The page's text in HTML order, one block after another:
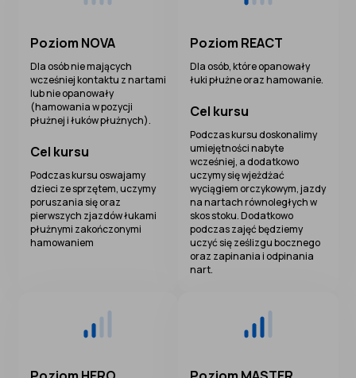
Poziom NOVA
Dla osób nie mających
wcześniej kontaktu z nartami
lub nie opanowały
(hamowania w pozycji
płużnej i łuków płużnych).
Cel kursu
Podczas kursu oswajamy
dzieci ze sprzętem, uczymy
poruszania się oraz
pierwszych zjazdów łukami
płużnymi zakończonymi
hamowaniem
Poziom REACT
Dla osób, które opanowały
łuki płużne oraz hamowanie.
Cel kursu
Podczas kursu doskonalimy
umiejętności nabyte
wcześniej, a dodatkowo
uczymy się wjeżdżać
wyciągiem orczykowym, jazdy
na nartach równoległych w
skos stoku. Dodatkowo
podczas zajęć będziemy
uczyć się ześlizgu bocznego
oraz zapinania i odpinania
nart.